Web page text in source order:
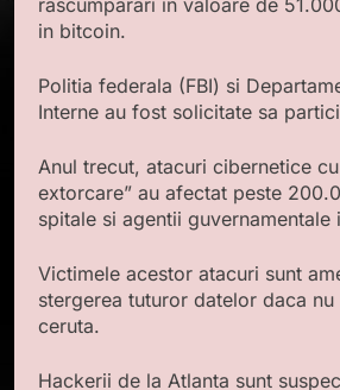
in bitcoin.
Politia federala (FBI) si
Interne au fost solicitate sa
Anul trecut, atacuri cibernetice
extorcare” au afectat peste
spitale si agentii guvernamentale
Victimele acestor atacuri sunt
stergerea tuturor datelor daca nu
ceruta.
Hackerii de la Atlanta sunt